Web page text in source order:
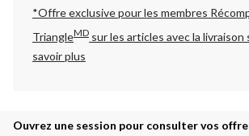
*Offre exclusive pour les membres
TriangleMD sur les articles avec la livraison
savoir plus
Ouvrez une session pour consulter vos